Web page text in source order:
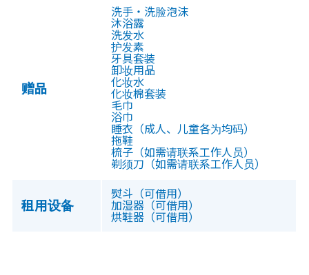
赠品
洗手・洗脸泡沫
沐浴露
洗发水
护发素
牙具套装
卸妆用品
化妆水
化妆棉套装
毛巾
浴巾
睡衣（成人、儿童各为均码）
拖鞋
梳子（如需请联系工作人员）
剃须刀（如需请联系工作人员）
租用设备
熨斗（可借用）
加湿器（可借用）
烘鞋器（可借用）